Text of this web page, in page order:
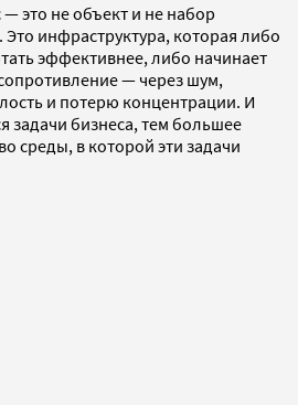
это не объект и не набор
инфраструктура, которая либо
эффективнее, либо начинает
— через шум,
и потерю концентрации. И
задачи бизнеса, тем большее
среды, в которой эти задачи